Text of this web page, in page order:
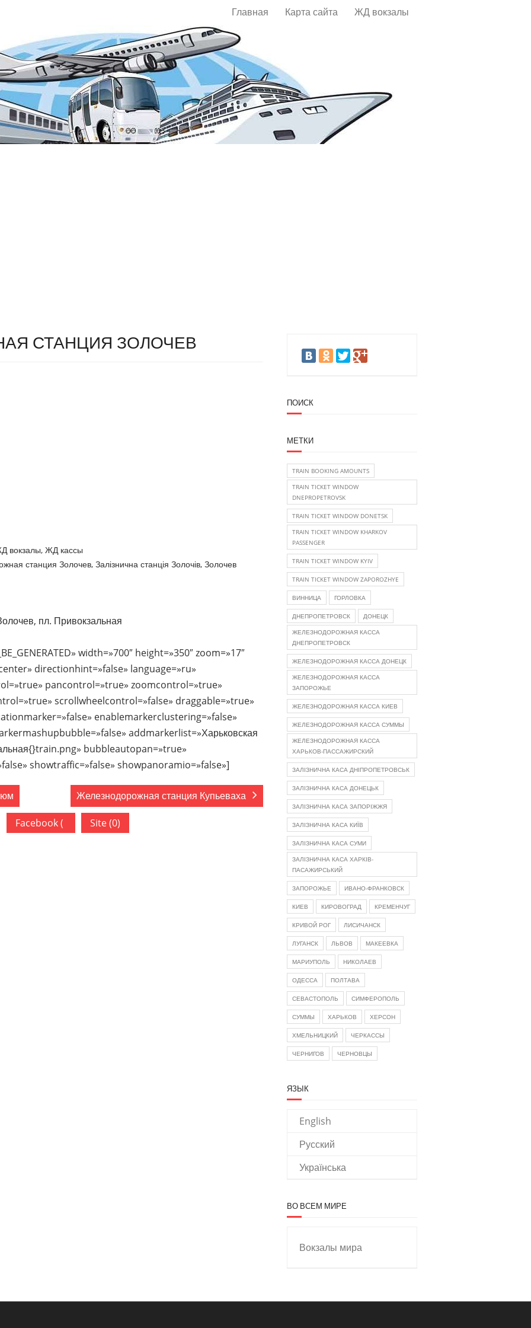
Главная Карта сайта ЖД вокзалы
СТАНЦИЯ ЗОЛОЧЕВ
вокзалы, ЖД кассы
станция Золочев, Залізнична станція Золочів, Золочев
пл. Привокзальная
width=»700″ height=»350″ zoom=»17″
directionhint=»false» language=»ru»
pancontrol=»true» zoomcontrol=»true»
scrollwheelcontrol=»false» draggable=»true»
enablemarkerclustering=»false»
addmarkerlist=»Харьковская
bubbleautopan=»true»
showtraffic=»false» showpanoramio=»false»]
Железнодорожная станция Купьеваха
Facebook ( )
Site (0)
ПОИСК
МЕТКИ
TRAIN BOOKING AMOUNTS
TRAIN TICKET WINDOW
DNEPROPETROVSK
TRAIN TICKET WINDOW DONETSK
TRAIN TICKET WINDOW KHARKOV
PASSENGER
TRAIN TICKET WINDOW KYIV
TRAIN TICKET WINDOW ZAPOROZHYE
ВИННИЦА ГОРЛОВКА
ДНЕПРОПЕТРОВСК
ДОНЕЦК
ЖЕЛЕЗНОДОРОЖНАЯ КАССА
ДНЕПРОПЕТРОВСК
ЖЕЛЕЗНОДОРОЖНАЯ КАССА ДОНЕЦК
ЖЕЛЕЗНОДОРОЖНАЯ КАССА
ЗАПОРОЖЬЕ
ЖЕЛЕЗНОДОРОЖНАЯ КАССА КИЕВ
ЖЕЛЕЗНОДОРОЖНАЯ КАССА СУММЫ
ЖЕЛЕЗНОДОРОЖНАЯ КАССА
ХАРЬКОВ-ПАССАЖИРСКИЙ
ЗАЛІЗНИЧНА КАСА ДНІПРОПЕТРОВСЬК
ЗАЛІЗНИЧНА КАСА ДОНЕЦЬК
ЗАЛІЗНИЧНА КАСА ЗАПОРІЖЖЯ
ЗАЛІЗНИЧНА КАСА КИЇВ
ЗАЛІЗНИЧНА КАСА СУМИ
ЗАЛІЗНИЧНА КАСА ХАРКІВ-
ПАСАЖИРСЬКИЙ
ЗАПОРОЖЬЕ ИВАНО-ФРАНКОВСК
КИЕВ КИРОВОГРАД КРЕМЕНЧУГ
КРИВОЙ РОГ ЛИСИЧАНСК
ЛУГАНСК ЛЬВОВ МАКЕЕВКА
МАРИУПОЛЬ НИКОЛАЕВ
ОДЕССА ПОЛТАВА
СЕВАСТОПОЛЬ СИМФЕРОПОЛЬ
СУММЫ ХАРЬКОВ ХЕРСОН
ХМЕЛЬНИЦКИЙ ЧЕРКАССЫ
ЧЕРНИГОВ ЧЕРНОВЦЫ
ЯЗЫК
English
Русский
Українська
ВО ВСЕМ МИРЕ
Вокзалы мира